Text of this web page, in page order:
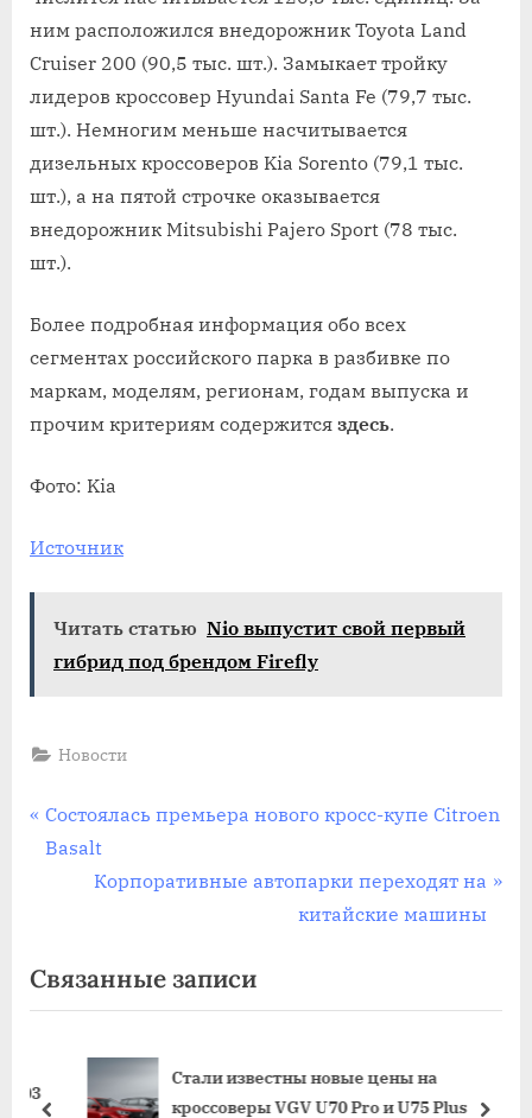
ним расположился внедорожник Toyota Land
Cruiser 200 (90,5 тыс. шт.). Замыкает тройку
лидеров кроссовер Hyundai Santa Fe (79,7 тыс.
шт.). Немногим меньше насчитывается
дизельных кроссоверов Kia Sorento (79,1 тыс.
шт.), а на пятой строчке оказывается
внедорожник Mitsubishi Pajero Sport (78 тыс.
шт.).
Более подробная информация обо всех
сегментах российского парка в разбивке по
маркам, моделям, регионам, годам выпуска и
прочим критериям содержится здесь.
Фото: Kia
Источник
Читать статью Nio выпустит свой первый
гибрид под брендом Firefly
Новости
Навигация
П
р
д
у
я
Состоялась премьера нового кросс-купе Citroen
Basalt
С
д
у
щ
а
Корпоративные автопарки переходят на
китайские машины
Связанные записи
Стали известны новые цены на
кроссоверы VGV U70 Pro и U75 Plus